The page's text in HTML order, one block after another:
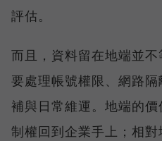
評估。
而且，資料留在地端並
要處理帳號權限、網路
補與日常維運。地端的
制權回到企業手上；相